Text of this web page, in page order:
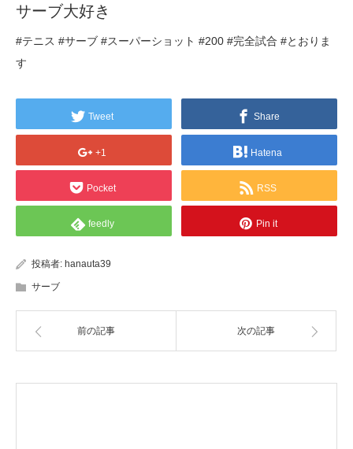
サーブ大好き
#テニス #サーブ #スーパーショット #200 #完全試合 #とおりま
す
Tweet Share
+1 Hatena
Pocket RSS
feedly Pin it
投稿者: hanauta39
サーブ
前の記事 次の記事